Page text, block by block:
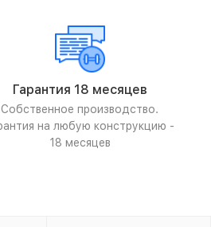
Гарантия 18 месяцев
Собственное производство.
на любую конструкцию -
18 месяцев